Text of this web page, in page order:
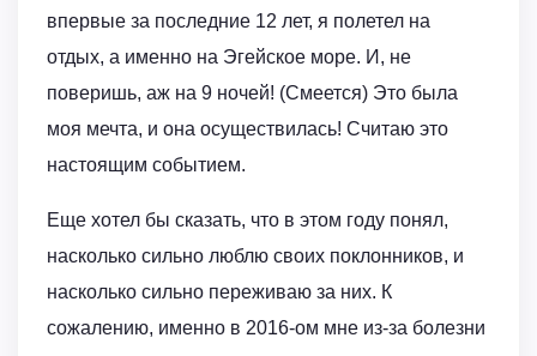
впервые за последние 12 лет, я полетел на
отдых, а именно на Эгейское море. И, не
поверишь, аж на 9 ночей! (Смеется) Это была
моя мечта, и она осуществилась! Считаю это
настоящим событием.
Еще хотел бы сказать, что в этом году понял,
насколько сильно люблю своих поклонников, и
насколько сильно переживаю за них. К
сожалению, именно в 2016-ом мне из-за болезни